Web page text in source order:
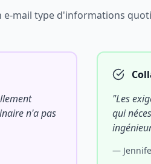
e-mail type d'informations
n'a pas
"Les
qui
—